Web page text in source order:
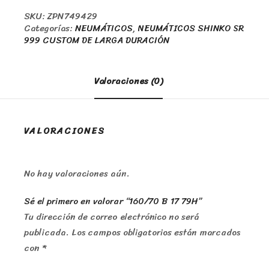
SKU:ZPN749429
Categorías:NEUMÁTICOS, NEUMÁTICOS SHINKO SR
999 CUSTOM DE LARGA DURACIÓN
Valoraciones (0)
VALORACIONES
No hay valoraciones aún.
Sé el primero en valorar “160/70 B 17 79H”
Tu dirección de correo electrónico no será
publicada. Los campos obligatorios están marcados
con *